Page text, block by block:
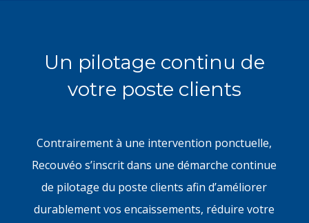
Un pilotage continu de
votre poste clients
Contrairement à une intervention ponctuelle,
Recouvéo s’inscrit dans une démarche continue
de pilotage du poste clients afin d’améliorer
durablement vos encaissements, réduire votre